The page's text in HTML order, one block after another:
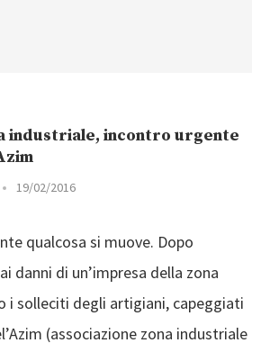
industriale, incontro urgente
19/02/2016
qualcosa si muove. Dopo
danni di un’impresa della zona
i solleciti degli artigiani, capeggiati
(associazione zona industriale